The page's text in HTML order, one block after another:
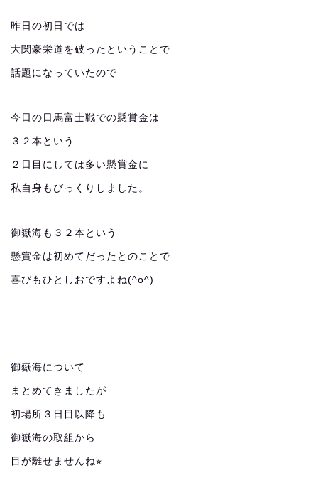
昨日の初日では
大関豪栄道を破ったということで
話題になっていたので
今日の日馬富士戦での懸賞金は
３２本という
２日目にしては多い懸賞金に
私自身もびっくりしました。
御嶽海も３２本という
懸賞金は初めてだったとのことで
喜びもひとしおですよね(^o^)
御嶽海について
まとめてきましたが
初場所３日目以降も
御嶽海の取組から
目が離せませんね⭐︎